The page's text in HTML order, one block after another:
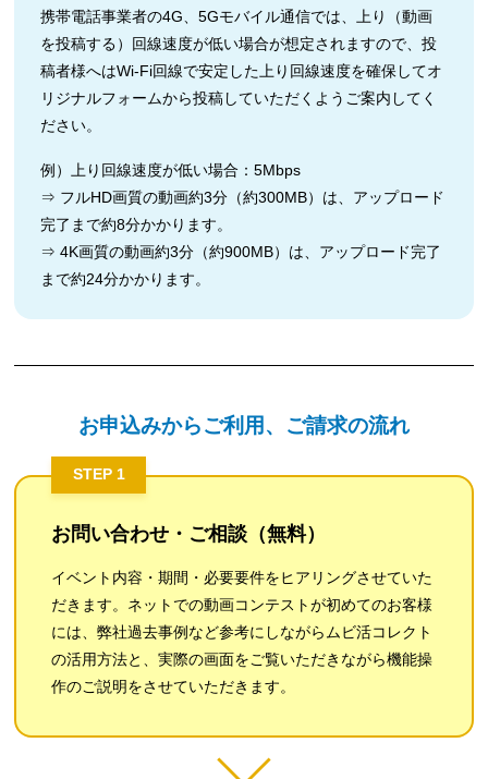
携帯電話事業者の4G、5Gモバイル通信では、上り（動画
を投稿する）回線速度が低い場合が想定されますので、投
稿者様へはWi-Fi回線で安定した上り回線速度を確保してオ
リジナルフォームから投稿していただくようご案内してく
ださい。
例）上り回線速度が低い場合：5Mbps
⇒ フルHD画質の動画約3分（約300MB）は、アップロード
完了まで約8分かかります。
⇒ 4K画質の動画約3分（約900MB）は、アップロード完了
まで約24分かかります。
お申込みからご利用、ご請求の流れ
STEP 1
お問い合わせ・ご相談（無料）
イベント内容・期間・必要要件をヒアリングさせていた
だきます。ネットでの動画コンテストが初めてのお客様
には、弊社過去事例など参考にしながらムビ活コレクト
の活用方法と、実際の画面をご覧いただきながら機能操
作のご説明をさせていただきます。